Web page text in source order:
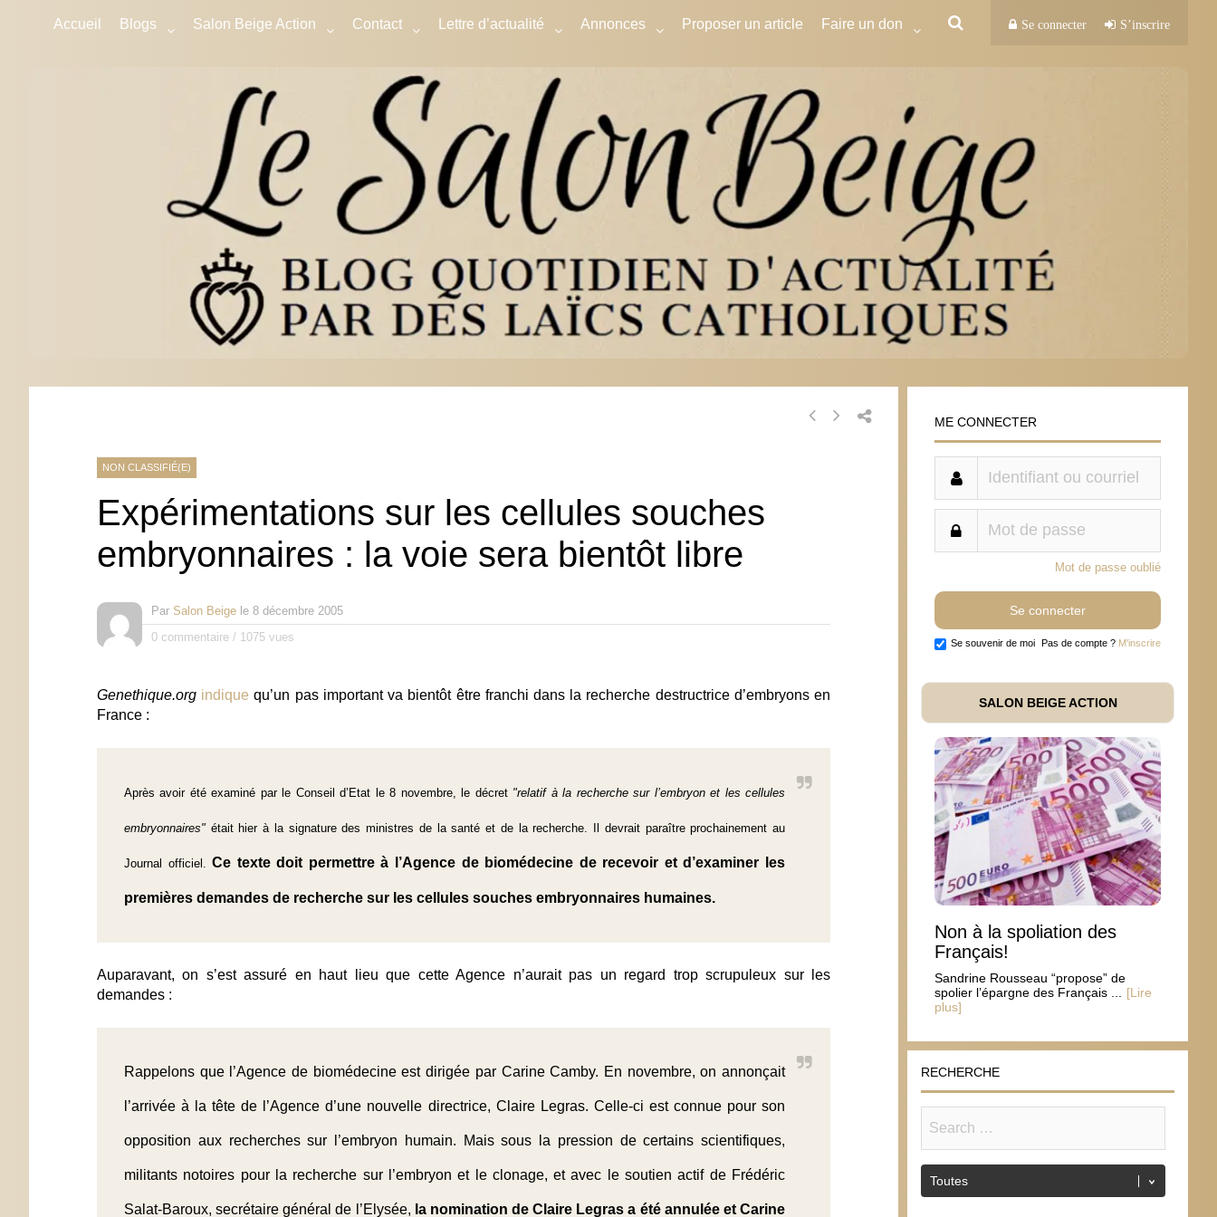
Accueil Blogs Salon Beige Action Contact Lettre d’actualité Annonces Proposer un article Faire un don Se connecter S’inscrire
NON CLASSIFIÉ(E)
Expérimentations sur les cellules souches
embryonnaires : la voie sera bientôt libre
Par Salon Beige le 8 décembre 2005
0 commentaire / 1075 vues
Genethique.org indique qu’un pas important va bientôt être franchi dans la recherche destructrice d’embryons en
France :
Après avoir été examiné par le Conseil d’Etat le 8 novembre, le décret "relatif à la recherche sur l’embryon et les cellules
embryonnaires" était hier à la signature des ministres de la santé et de la recherche. Il devrait paraître prochainement au
Journal officiel.Ce texte doit permettre à l’Agence de biomédecine de recevoir et d’examiner les
premières demandes de recherche sur les cellules souches embryonnaires humaines.
Auparavant, on s’est assuré en haut lieu que cette Agence n’aurait pas un regard trop scrupuleux sur les
demandes :
Rappelons que l’Agence de biomédecine est dirigée par Carine Camby. En novembre, on annonçait
l’arrivée à la tête de l’Agence d’une nouvelle directrice, Claire Legras. Celle-ci est connue pour son
opposition aux recherches sur l’embryon humain. Mais sous la pression de certains scientifiques,
militants notoires pour la recherche sur l’embryon et le clonage, et avec le soutien actif de Frédéric
Salat-Baroux, secrétaire général de l’Elysée, la nomination de Claire Legras a été annulée et Carine
ME CONNECTER
Mot de passe oublié
Se souvenir de moi Pas de compte ? M'inscrire
SALON BEIGE ACTION
Non à la spoliation des
Français!
Sandrine Rousseau “propose” de
spolier l’épargne des Français ...
[Lire
plus]
RECHERCHE